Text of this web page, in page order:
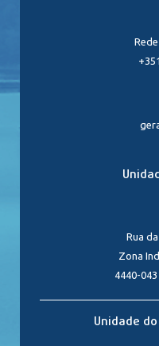
Rua
Zona
4440-
Unidade